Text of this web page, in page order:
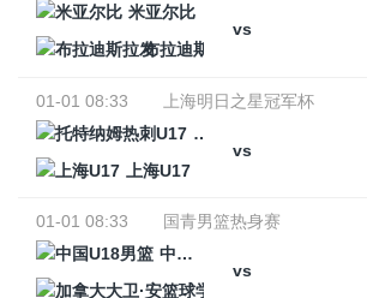
米亚尔比
vs
布拉迪斯拉发
01-01 08:33
上海明日之星冠军杯
托特纳姆热刺U17
vs
上海U17
01-01 08:33
国青男篮热身赛
中国U18男篮
vs